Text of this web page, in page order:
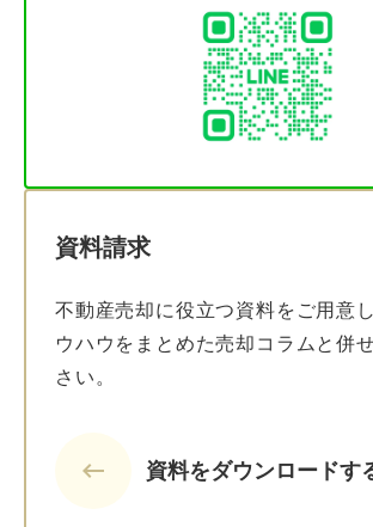
資料請求
不動産売却に役立つ資料をご用意
ウハウをまとめた売却コラムと併
さい。
keyboard_backspace 資料をダウンロードす